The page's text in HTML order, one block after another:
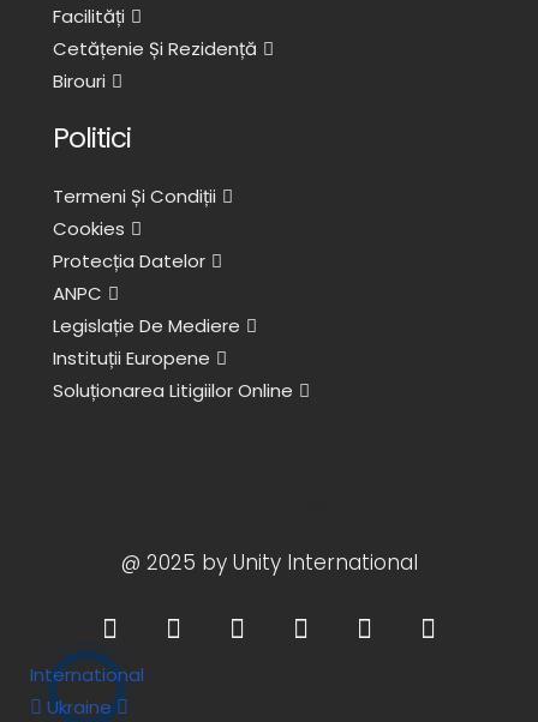
Facilități
Cetățenie Și Rezidență
Birouri
Politici
Termeni Și Condiții
Cookies
Protecția Datelor
ANPC
Legislație De Mediere
Instituții Europene
Soluționarea Litigiilor Online
@ 2025 by Unity International
F
a
c
e
I
n
T
i
L
i
X
-
Y
o
International
Ukraine